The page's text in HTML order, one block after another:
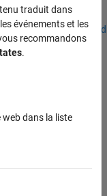
de nos bureaux
du menu
traduit dans
événements et les
recommandons
.
dans la liste